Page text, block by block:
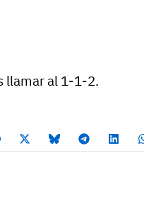
llamar al 1-1-2.